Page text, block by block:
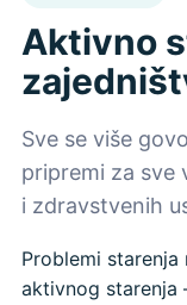
Aktivno
Sve se više
pripremi za sve
i zdravstvenih
Problemi
aktivnog starenja